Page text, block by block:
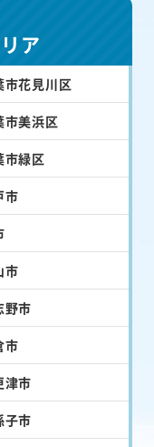
ア
市花見川区
市美浜区
市緑区
市
市
野市
市
津市
子市